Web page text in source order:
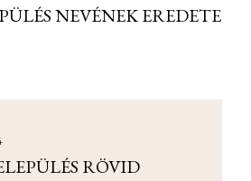
NEVÉNEK EREDETE
RÖVID